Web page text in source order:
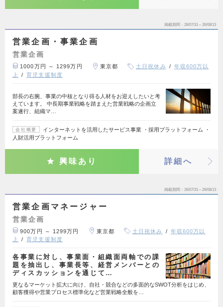
掲載期間 26/07/31～26/08/13
営業企画・事業企画
営業企画
1000万円 ～ 1299万円 東京都 土日祝休み
年収600万以
上
育児支援制度
部長の右腕、事業の中核となり得る人材をお迎えしたいと考
えています。 中長期事業戦略を踏まえた営業戦略の企画立
案遂行、組織マ…
会社概要
インターネットを活用したサービス事業 ・採用プラットフォーム ・
人財活用プラットフォーム
興味あり 詳細へ
掲載期間 26/07/31～26/08/13
営業企画マネージャー
営業企画
900万円 ～ 1299万円 東京都 土日祝休み
年収600万以
上
育児支援制度
各事業に対し、事業面・組織面両軸での課
題を抽出し、事業長等、経営メンバーとの
ディスカッションを通じて…
更なるマーケット拡大に向け、自社・競合などの多面的なSWOT分析をはじめ、
顧客獲得や営業プロセス標準化など営業戦略全般を…